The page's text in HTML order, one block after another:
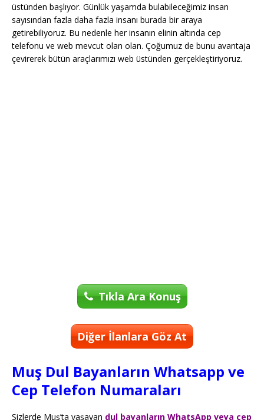
üstünden başlıyor. Günlük yaşamda bulabileceğimiz insan
sayısından fazla daha fazla insanı burada bir araya
getirebiliyoruz. Bu nedenle her insanın elinin altında cep
telefonu ve web mevcut olan olan. Çoğumuz de bunu avantaja
çevirerek bütün araçlarımızı web üstünden gerçekleştiriyoruz.
Tıkla Ara Konuş
Diğer İlanlara Göz At
Muş Dul Bayanların Whatsapp ve
Cep Telefon Numaraları
Sizlerde Muş’ta yaşayan dul bayanların WhatsApp veya cep